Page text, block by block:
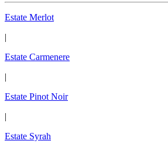
Estate Merlot
|
Estate Carmenere
|
Estate Pinot Noir
|
Estate Syrah